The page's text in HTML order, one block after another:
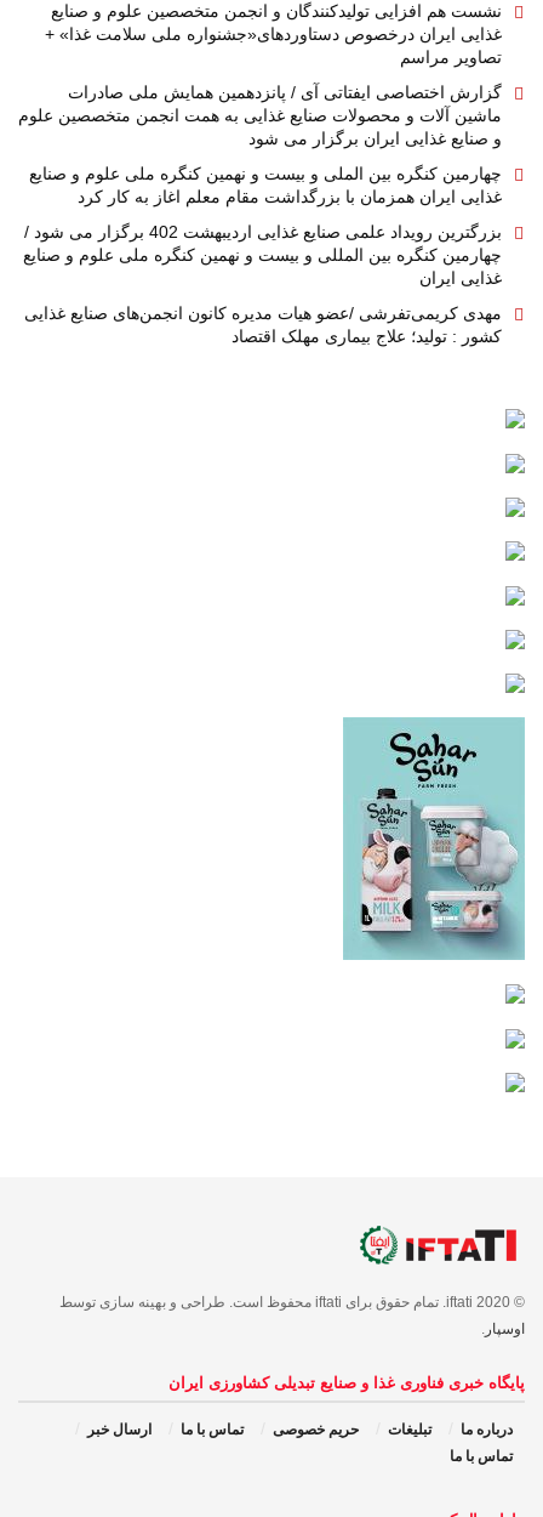
نشست هم افزایی تولیدکنندگان و انجمن متخصصین علوم و صنایع
غذایی ایران درخصوص دستاوردهای«جشنواره ملی سلامت غذا» +
تصاویر مراسم
گزارش اختصاصی ایفتاتی آی / پانزدهمین همایش ملی صادرات
ماشین آلات و محصولات صنایع غذایی به همت انجمن متخصصین علوم
و صنایع غذایی ایران برگزار می شود
چهارمین کنگره بین الملی و بیست و نهمین کنگره ملی علوم و صنایع
غذایی ایران همزمان با بزرگداشت مقام معلم اغاز به کار کرد
بزرگترین رویداد علمی صنایع غذایی اردیبهشت 402 برگزار می شود /
چهارمین کنگره بین المللی و بیست و نهمین کنگره ملی علوم و صنایع
غذایی ایران
مهدی کریمی‌تفرشی /عضو هیات مدیره کانون انجمن‌های صنایع غذایی
کشور : تولید؛ علاج بیماری مهلک اقتصاد
© 2020 iftati. تمام حقوق برای iftati محفوظ است. طراحی و بهینه سازی توسط
اوسپار .
پایگاه خبری فناوری غذا و صنایع تبدیلی کشاورزی ایران
درباره ما تبلیغات حریم خصوصی تماس با ما
ارسال خبر
تماس با ما